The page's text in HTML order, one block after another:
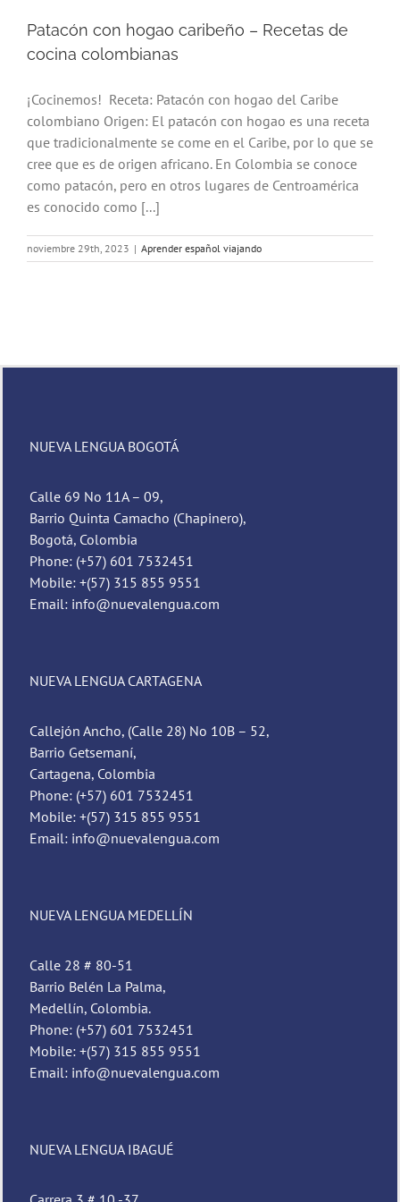
Patacón con hogao caribeño – Recetas de
cocina colombianas
¡Cocinemos! Receta: Patacón con hogao del Caribe
colombiano Origen: El patacón con hogao es una receta
que tradicionalmente se come en el Caribe, por lo que se
cree que es de origen africano. En Colombia se conoce
como patacón, pero en otros lugares de Centroamérica
es conocido como [...]
noviembre 29th, 2023 | Aprender español viajando
NUEVA LENGUA BOGOTÁ
Calle 69 No 11A – 09,
Barrio Quinta Camacho (Chapinero),
Bogotá, Colombia
Phone: (+57) 601 7532451
Mobile: +(57) 315 855 9551
Email: info@nuevalengua.com
NUEVA LENGUA CARTAGENA
Callejón Ancho, (Calle 28) No 10B – 52,
Barrio Getsemaní,
Cartagena, Colombia
Phone: (+57) 601 7532451
Mobile: +(57) 315 855 9551
Email: info@nuevalengua.com
NUEVA LENGUA MEDELLÍN
Calle 28 # 80-51
Barrio Belén La Palma,
Medellín, Colombia.
Phone: (+57) 601 7532451
Mobile: +(57) 315 855 9551
Email: info@nuevalengua.com
NUEVA LENGUA IBAGUÉ